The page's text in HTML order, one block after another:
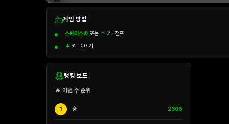
게임 방법
스페이스바또는 ↑ 키: 점프
↓ 키: 숙이기
랭킹 보드
🔥 이번 주 순위
1 숭 2305